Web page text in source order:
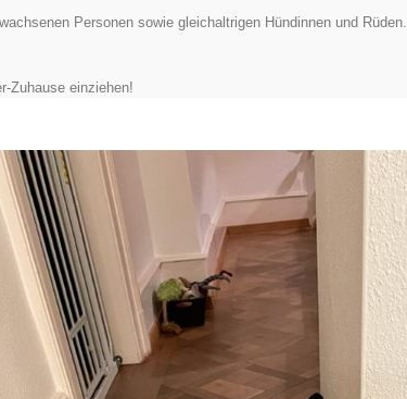
Personen sowie gleichaltrigen Hündinnen und Rüden.
Zuhause einziehen!